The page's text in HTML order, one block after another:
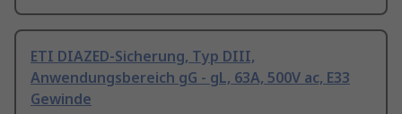
ETI DIAZED-Sicherung, Typ DIII,
Anwendungsbereich gG - gL, 63A, 500V ac, E33
Gewinde